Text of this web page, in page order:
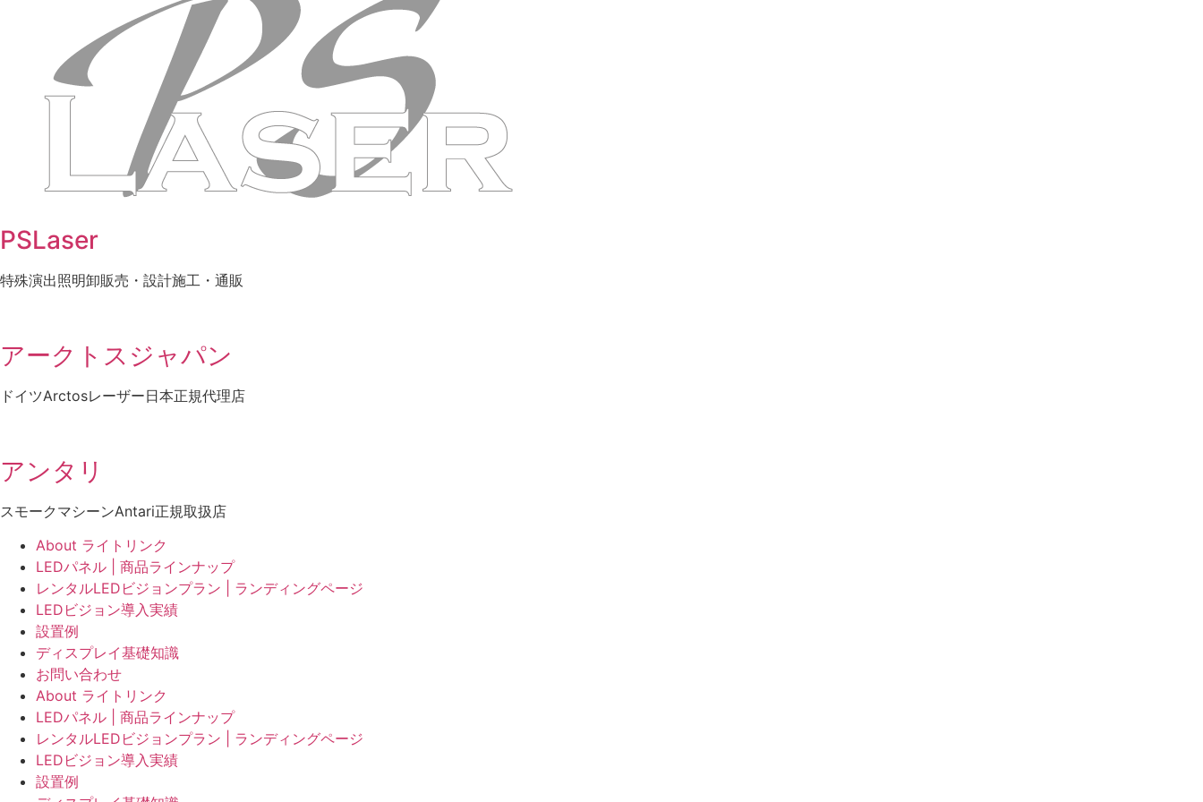
PSLaser
特殊演出照明卸販売・設計施工・通販
アークトスジャパン
ドイツArctosレーザー日本正規代理店
アンタリ
スモークマシーンAntari正規取扱店
About ライトリンク
LEDパネル | 商品ラインナップ
レンタルLEDビジョンプラン | ランディングページ
LEDビジョン導入実績
設置例
ディスプレイ基礎知識
お問い合わせ
About ライトリンク
LEDパネル | 商品ラインナップ
レンタルLEDビジョンプラン | ランディングページ
LEDビジョン導入実績
設置例